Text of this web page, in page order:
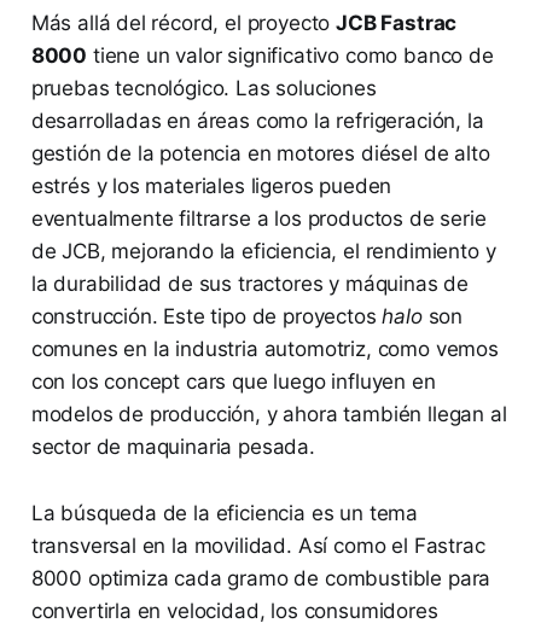
Más allá del récord, el proyectoJCB Fastrac
8000 tiene un valor significativo como banco de
pruebas tecnológico. Las soluciones
desarrolladas en áreas como la refrigeración, la
gestión de la potencia en motores diésel de alto
estrés y los materiales ligeros pueden
eventualmente filtrarse a los productos de serie
de JCB, mejorando la eficiencia, el rendimiento y
la durabilidad de sus tractores y máquinas de
construcción. Este tipo de proyectoshaloson
comunes en la industria automotriz, como vemos
con los concept cars que luego influyen en
modelos de producción, y ahora también llegan al
sector de maquinaria pesada.
La búsqueda de la eficiencia es un tema
transversal en la movilidad. Así como el Fastrac
8000 optimiza cada gramo de combustible para
convertirla en velocidad, los consumidores